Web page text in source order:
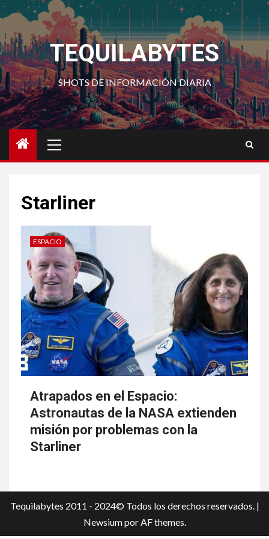
Saltar
contenido
TEQUILABYTES
SHOTS DE INFORMACIÓN DIARIA
principal
Starliner
ESPACIO
Atrapados en el Espacio:
Astronautas de la NASA extienden
misión por problemas con la
Starliner
Tequilabytes 2011 - 2024© Todos los derechos reservados. |
Newsiumpor AF themes.